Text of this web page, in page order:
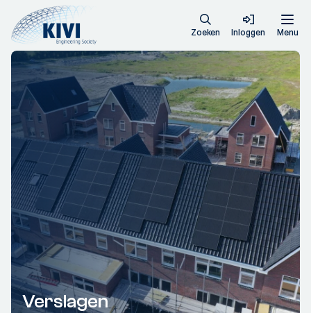
Zoeken Inloggen Menu
Verslagen